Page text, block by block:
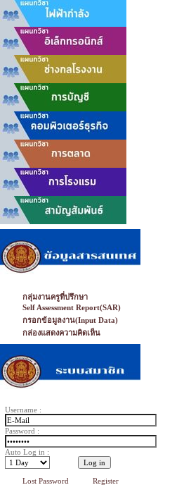
กลุ่มงานครูที่ปรึกษา
Self Assessment Report(SAR)
กรอกข้อมูลงาน(Input Data)
กล่องแสดงความคิดเห็น
Username :
Password :
Auto Log in :
Lost Password Register